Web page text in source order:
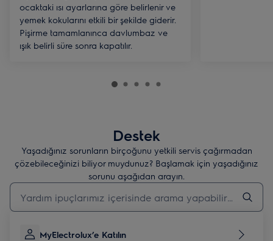
ocaktaki ısı ayarlarına göre belirlenir ve
yemek kokularını etkili bir şekilde giderir.
Pişirme tamamlanınca davlumbaz ve
ışık belirli süre sonra kapatılır.
Destek
Yaşadığınız sorunların birçoğunu yetkili servis çağırmadan
çözebileceğinizi biliyor muydunuz? Başlamak için yaşadığınız
sorunu aşağıdan arayın.
Destek makalelerini aramak için yazın
MyElectrolux’e Katılın